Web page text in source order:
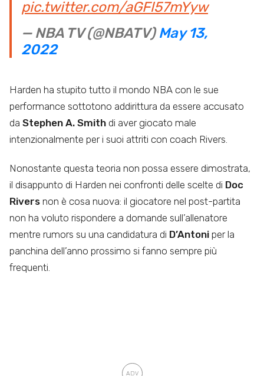
pic.twitter.com/aGFl57mYyw
— NBA TV (@NBATV)May 13,
2022
Harden ha stupito tutto il mondo NBA con le sue
performance sottotono addirittura da essere accusato
da Stephen A. Smith di aver giocato male
intenzionalmente per i suoi attriti con coach Rivers.
Nonostante questa teoria non possa essere dimostrata,
il disappunto di Harden nei confronti delle scelte di Doc
Rivers non è cosa nuova: il giocatore nel post-partita
non ha voluto rispondere a domande sull’allenatore
mentre rumors su una candidatura di D’Antoni per la
panchina dell’anno prossimo si fanno sempre più
frequenti.